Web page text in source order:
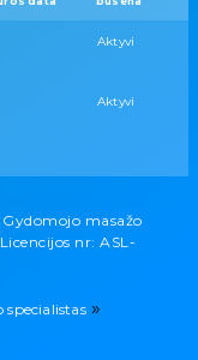
Aktyvi
Aktyvi
Gydomojo masažo
nr: ASL-
specialistas»